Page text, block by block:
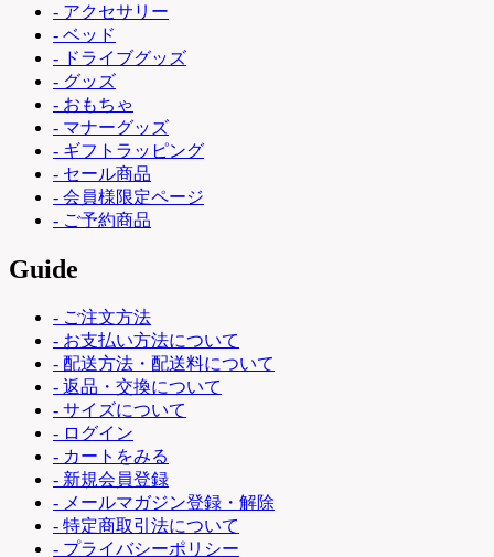
- アクセサリー
- ベッド
- ドライブグッズ
- グッズ
- おもちゃ
- マナーグッズ
- ギフトラッピング
- セール商品
- 会員様限定ページ
- ご予約商品
Guide
- ご注文方法
- お支払い方法について
- 配送方法・配送料について
- 返品・交換について
- サイズについて
- ログイン
- カートをみる
- 新規会員登録
- メールマガジン登録・解除
- 特定商取引法について
- プライバシーポリシー